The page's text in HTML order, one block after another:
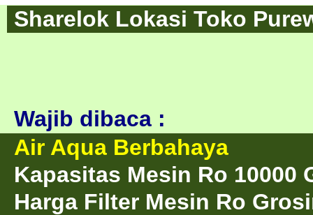
Sharelok Lokasi Toko
Wajib dibaca :
Air Aqua Berbahaya
Kapasitas Mesin Ro 10000
Harga Filter Mesin Ro